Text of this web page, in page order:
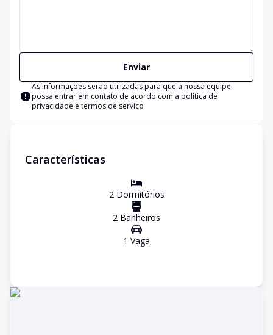
Enviar
As informações serão utilizadas para que a nossa equipe
possa entrar em contato de acordo com a política de
privacidade e termos de serviço
Características
2Dormitórios
2 Banheiros
1 Vaga